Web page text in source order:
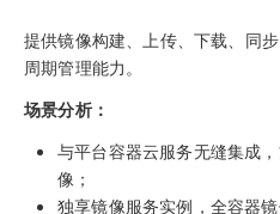
提供镜像构建、上传、下载、同
周期管理能力。
场景分析：
与平台容器云服务无缝集成
像；
独享镜像服务实例，全容器